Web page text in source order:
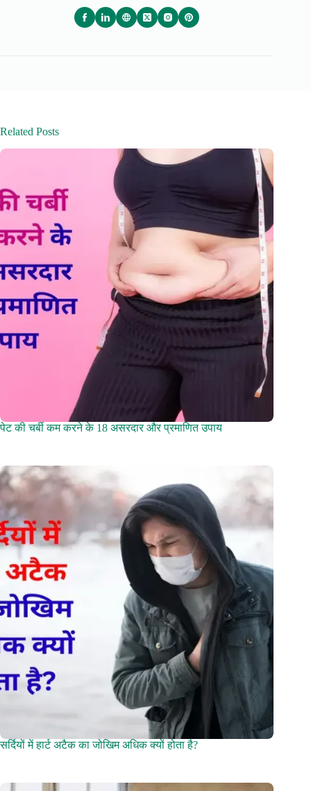
Related Posts
पेट की चर्बी कम करने के 18 असरदार और प्रमाणित उपाय
सर्दियों में हार्ट अटैक का जोखिम अधिक क्यों होता है?